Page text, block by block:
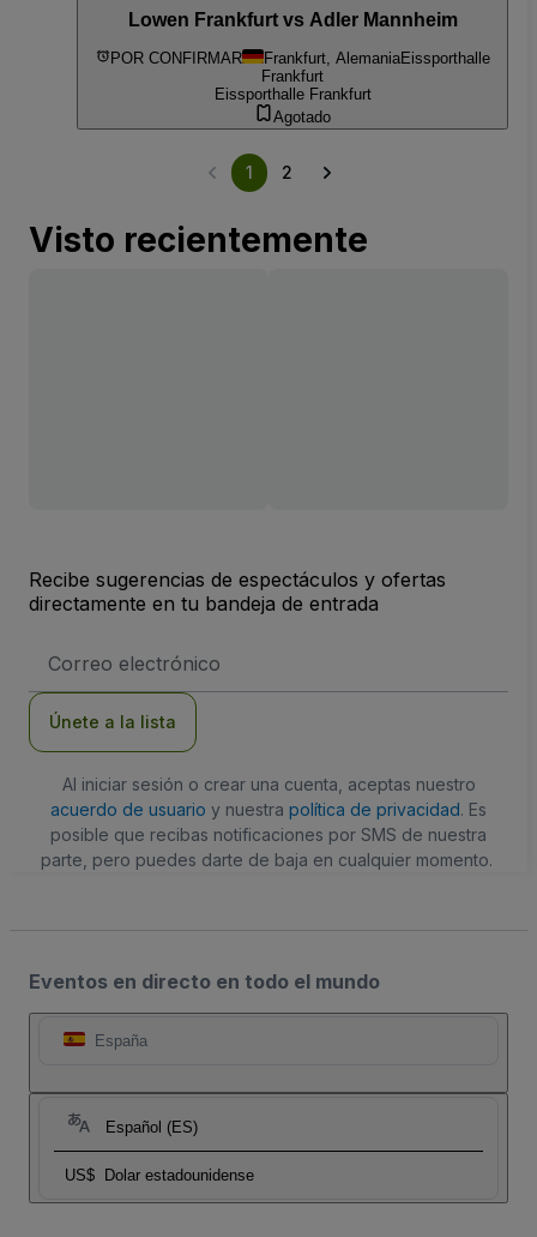
Lowen Frankfurt vs Adler Mannheim
POR CONFIRMAR Frankfurt, AlemaniaEissporthalle
Frankfurt
Eissporthalle Frankfurt
Agotado
1 2
Visto recientemente
Recibe sugerencias de espectáculos y ofertas
directamente en tu bandeja de entrada
de
Únete a la lista
Al iniciar sesión o crear una cuenta, aceptas nuestro
acuerdo de usuario y nuestra política de privacidad. Es
posible que recibas notificaciones por SMS de nuestra
parte, pero puedes darte de baja en cualquier momento.
Eventos en directo en todo el mundo
España
Español (ES)
US$ Dolar estadounidense